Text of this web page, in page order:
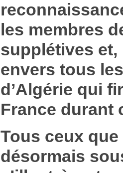
les membres
supplétives
envers tous
d’Algérie qui
France durant
Tous ceux que
désormais